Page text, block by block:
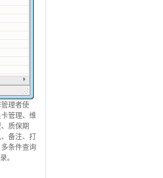
理者使
管理、维
质保期
备注、打
条件查询
。